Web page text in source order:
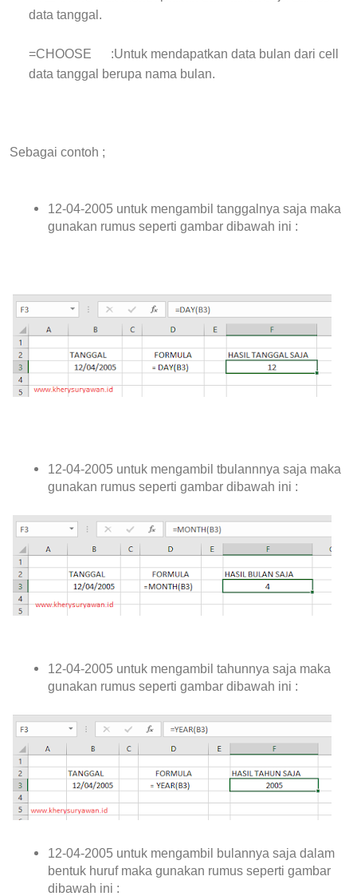
data tanggal.
=CHOOSE
:Untuk mendapatkan data bulan dari cell
data tanggal berupa nama bulan.
Sebagai contoh ;
12-04-2005 untuk mengambil tanggalnya saja maka
gunakan rumus seperti gambar dibawah ini :
12-04-2005 untuk mengambil tbulannnya saja maka
gunakan rumus seperti gambar dibawah ini :
12-04-2005 untuk mengambil tahunnya saja maka
gunakan rumus seperti gambar dibawah ini :
12-04-2005 untuk mengambil bulannya saja dalam
bentuk huruf maka gunakan rumus seperti gambar
dibawah ini :